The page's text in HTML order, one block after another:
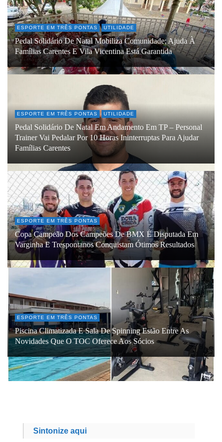
ESPORTE EM TRÊS PONTAS UTILIDADE
Pedal Solidário De Natal Mobiliza Comunidade; Ajuda À
Famílias Carentes E Vila Vicentina Está Garantida
ESPORTE EM TRÊS PONTAS UTILIDADE
Pedal Solidário De Natal Em Andamento Em TP – Personal
Trainer Vai Pedalar Por 10 Horas Ininterruptas Para Ajudar
Famílias Carentes
ESPORTE EM TRÊS PONTAS
Copa Campeão Dos Campeões De BMX É Disputada Em
Varginha E Trespontanos Conquistam Ótimos Resultados
ESPORTE EM TRÊS PONTAS
Piscina Climatizada E Sala De Spinning Estão Entre As
Novidades Que O TOC Oferece Aos Sócios
Sintonize aqui